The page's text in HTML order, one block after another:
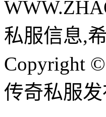
私服信息,
Copyright
传奇私服